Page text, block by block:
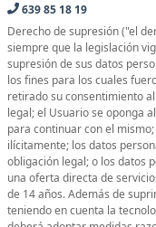
639 85 18 19
Derecho de supresión ("el
siempre que la legislación
supresión de sus datos
los fines para los cuales
retirado su consentimiento
legal; el Usuario se oponga
para continuar con el
ilícitamente; los datos
obligación legal; o los datos
una oferta directa de
de 14 años. Además de
teniendo en cuenta la